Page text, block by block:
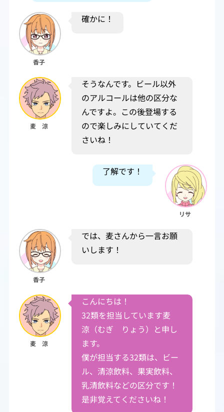
香子
確かに！
麦 涼
そうなんです。ビール以外
のアルコールは他の区分な
んですよ。この後登場する
ので楽しみにしていてくだ
さいね！
了解です！
リサ
香子
では、麦さんから一言お願
いします！
麦 涼
こんにちは！
32類を担当しています麦
涼（むぎ りょう）と申し
ます。
僕が担当する32類は、ビー
ル、清涼飲料、果実飲料、
乳清飲料などの区分です！
是非覚えてくださいね！